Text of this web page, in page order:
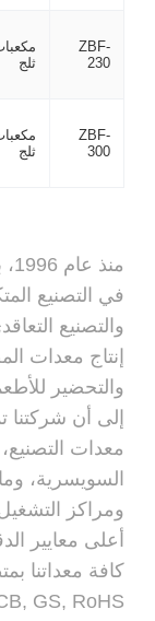
ZBF-
230
ثلج
ZBF-
300
ثلج
في التصنيع
إنتاج معدات
والتحضير
إلى أن
معدات
أعلى معايير
GS, RoHS).